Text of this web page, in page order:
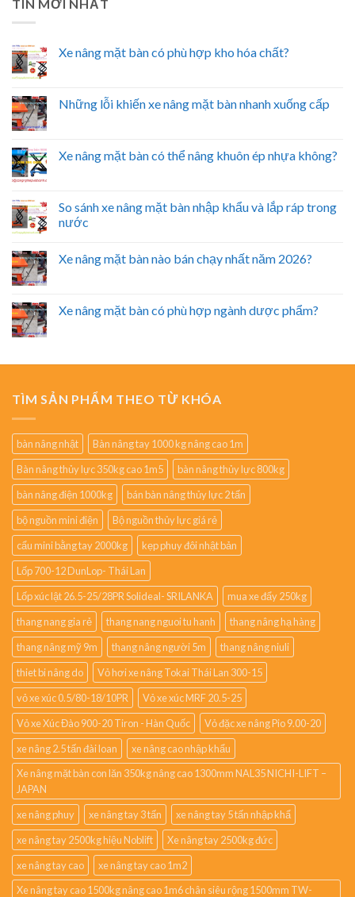
TIN MỚI NHẤT
Xe nâng mặt bàn có phù hợp kho hóa chất?
Những lỗi khiến xe nâng mặt bàn nhanh xuống cấp
Xe nâng mặt bàn có thể nâng khuôn ép nhựa không?
So sánh xe nâng mặt bàn nhập khẩu và lắp ráp trong
nước
Xe nâng mặt bàn nào bán chạy nhất năm 2026?
Xe nâng mặt bàn có phù hợp ngành dược phẩm?
TÌM SẢN PHẨM THEO TỪ KHÓA
bàn nâng nhật
Bàn nâng tay 1000 kg nâng cao 1m
Bàn nâng thủy lực 350kg cao 1m5
bàn nâng thủy lực 800kg
bàn nâng điện 1000kg
bán bàn nâng thủy lực 2 tấn
bộ nguồn mini điện
Bộ nguồn thủy lực giá rẻ
cẩu mini bằng tay 2000kg
kẹp phuy đôi nhật bản
Lốp 700-12 DunLop- Thái Lan
Lốp xúc lật 26.5-25/28PR Solideal- SRILANKA
mua xe đẩy 250kg
thang nang gia rẻ
thang nang nguoi tu hanh
thang nâng hạ hàng
thang nâng mỹ 9m
thang nâng người 5m
thang nâng niuli
thiet bi nâng do
Vỏ hơi xe nâng Tokai Thái Lan 300-15
vỏ xe xúc 0.5/80-18/10PR
Vỏ xe xúc MRF 20.5-25
Vỏ xe Xúc Đào 900-20 Tiron - Hàn Quốc
Vỏ đặc xe nâng Pio 9.00-20
xe nâng 2.5 tấn đài loan
xe nâng cao nhập khẩu
Xe nâng mặt bàn con lăn 350kg nâng cao 1300mm NAL35 NICHI-LIFT –
JAPAN
xe nâng phuy
xe nâng tay 3 tấn
xe nâng tay 5 tấn nhập khẩ
xe nâng tay 2500kg hiệu Noblift
Xe nâng tay 2500kg đức
xe nâng tay cao
xe nâng tay cao 1m2
Xe nâng tay cao 1500kg nâng cao 1m6 chân siêu rộng 1500mm TW-